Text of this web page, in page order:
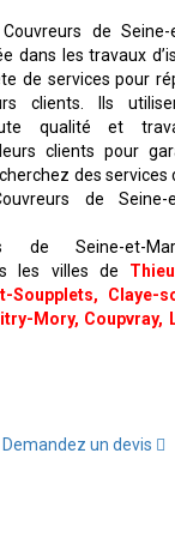
de
dans les travaux
de services pour
clients. Ils
qualité et
clients pour
des services
de
de Seine-et-
les villes de
Soupplets, Claye-
Mory, Coupvray,
Demandez un devis